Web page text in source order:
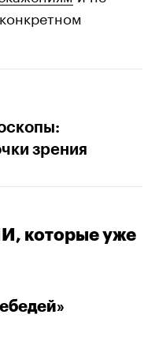
зрения
которые уже